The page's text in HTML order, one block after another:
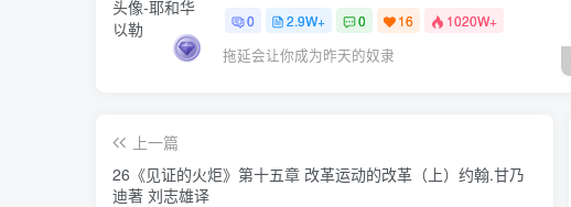
0 2.9W+ 0 16 1020W+
拖延会让你成为昨天的奴隶
上一篇
26《见证的火炬》第十五章 改革运动的改革（上）约翰.甘乃
迪著 刘志雄译